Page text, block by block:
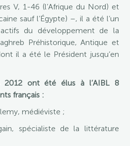
V, 1-46 (l’Afrique du Nord) et
sauf l’Égypte) –, il a été l’un
du développement de la
Préhistorique, Antique et
il a été le Président jusqu’en
2012 ont été élus à l’AIBL 8
français :
médiéviste ;
spécialiste de la littérature